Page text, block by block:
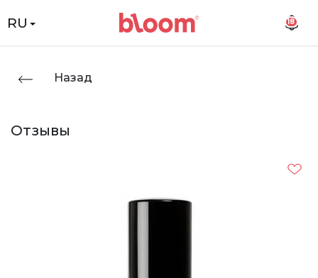
RU 18
Назад
Отзывы